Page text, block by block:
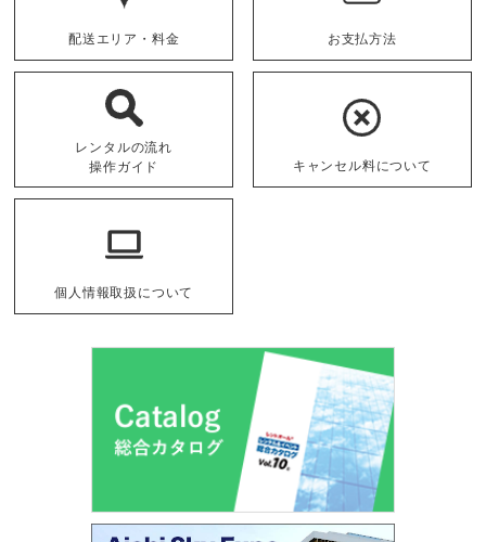
配送エリア・料金 お支払方法
レンタルの流れ
操作ガイド
キャンセル料について
個人情報取扱について